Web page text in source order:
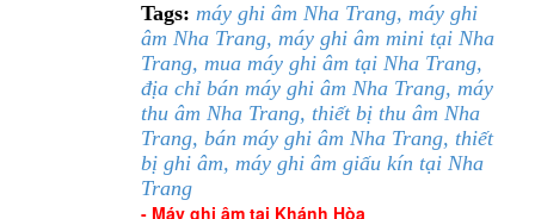
Tags:máy ghi âm Nha Trang, máy ghi
âm Nha Trang, máy ghi âm mini tại Nha
Trang, mua máy ghi âm tại Nha Trang,
địa chỉ bán máy ghi âm Nha Trang, máy
thu âm Nha Trang, thiết bị thu âm Nha
Trang, bán máy ghi âm Nha Trang, thiết
bị ghi âm, máy ghi âm giấu kín tại Nha
Trang
- Máy ghi âm tại Khánh Hòa